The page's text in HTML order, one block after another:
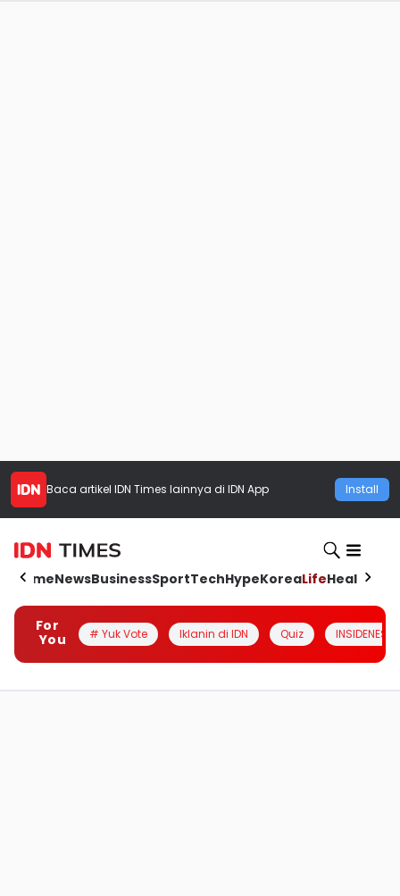
Baca artikel IDN Times lainnya di IDN App Install
HomeNewsBusinessSportTechHypeKoreaLifeHealth
For
You
# Yuk Vote Iklanin di IDN Quiz INSIDENESIA